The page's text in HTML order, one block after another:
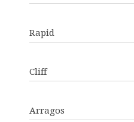
Rapid
Cliff
Arragos